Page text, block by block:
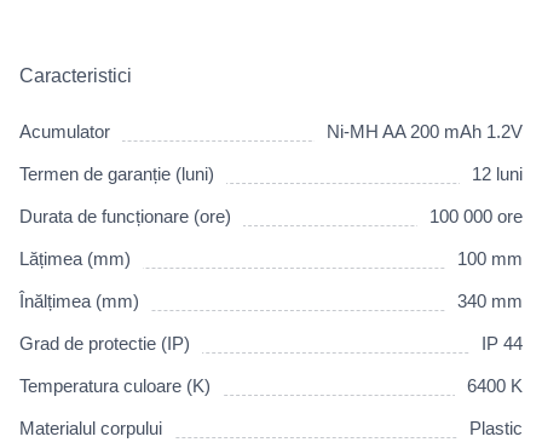
Caracteristici
Acumulator Ni-MH AA 200 mAh 1.2V
Termen de garanție (luni) 12 luni
Durata de funcționare (ore) 100 000 ore
Lățimea (mm) 100 mm
Înălțimea (mm) 340 mm
Grad de protectie (IP) IP 44
Temperatura culoare (K) 6400 K
Materialul corpului Plastic